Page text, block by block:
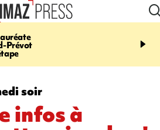
Prévot
20:17
routière, concours de
soir
infos à